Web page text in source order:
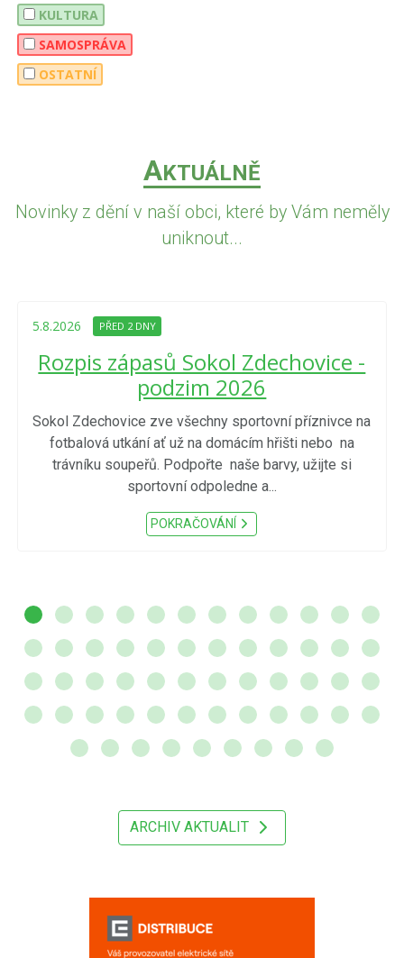
KULTURA
SAMOSPRÁVA
OSTATNÍ
AKTUÁLNĚ
Novinky z dění v naší obci, které by Vám neměly
uniknout...
5.8.2026 PŘED 2 DNY
Rozpis zápasů Sokol Zdechovice -
podzim 2026
Sokol Zdechovice zve všechny sportovní příznivce na
fotbalová utkání ať už na domácím hřišti nebo na
trávníku soupeřů. Podpořte naše barvy, užijte si
sportovní odpoledne a...
POKRAČOVÁNÍ
ARCHIV AKTUALIT